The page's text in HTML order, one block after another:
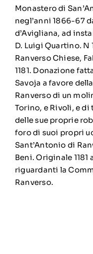
Monastero di
negl’anni 1866-67
d’Avigliana, ad
D. Luigi Quartino. N
Ranverso Chiese,
1181. Donazione
Savoja a favore
Ranverso di un
Torino, e Rivoli, e
delle sue proprie
foro di suoi propri
Sant’Antonio di
Beni. Originale 1181
riguardanti la
Ranverso.